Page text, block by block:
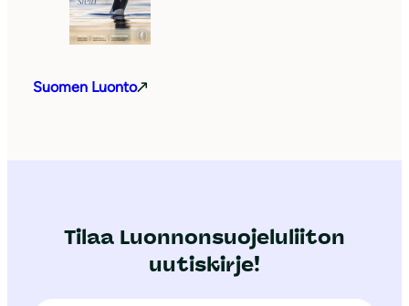
Suomen Luonto
Tilaa Luonnonsuojeluliiton
uutiskirje!